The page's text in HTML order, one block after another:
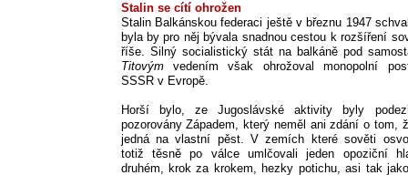
Stalin se cítí ohrožen
Stalin Balkánskou federaci ještě v březnu 1947
byla by pro něj bývala snadnou cestou k rozšíření
říše. Silný socialistický stát na balkáně pod
Titovýmvedením však ohrožoval monopolní
SSSR v Evropě.
Horší bylo, ze Jugoslávské aktivity byly
pozorovány Západem, který neměl ani zdání o tom,
jedná na vlastní pěst. V zemích které sověti
totiž těsně po válce umlčovali jeden opoziční
druhém, krok za krokem, hezky potichu, asi tak